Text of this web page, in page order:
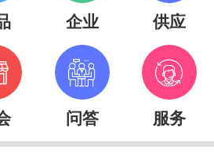
企业 供应
问答 服务